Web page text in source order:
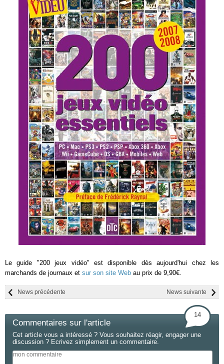
Le guide "200 jeux vidéo" est disponible dès aujourd'hui chez les
marchands de journaux et sur son site Web au prix de 9,90€.
News suivante
News précédente
Commentaires sur l'article
14
Cet article vous a intéressé ? Vous souhaitez réagir, engager une
discussion ? Ecrivez simplement un commentaire.